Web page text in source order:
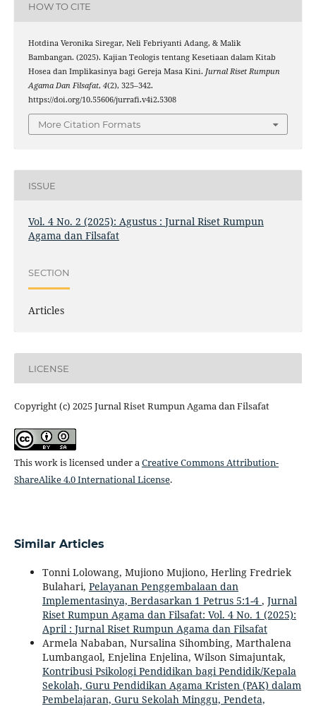
HOW TO CITE
Hotdina Veronika Siregar, Neli Febriyanti Adang, & Malik
Bambangan. (2025). Kajian Teologis tentang Kesetiaan dalam Kitab
Hosea dan Implikasinya bagi Gereja Masa Kini. Jurnal Riset Rumpun
Agama Dan Filsafat, 4(2), 325–342.
https://doi.org/10.55606/jurrafi.v4i2.5308
More Citation Formats
ISSUE
Vol. 4 No. 2 (2025): Agustus : Jurnal Riset Rumpun
Agama dan Filsafat
SECTION
Articles
LICENSE
Copyright (c) 2025 Jurnal Riset Rumpun Agama dan Filsafat
This work is licensed under aCreative Commons Attribution-
ShareAlike 4.0 International License.
Similar Articles
Tonni Lolowang, Mujiono Mujiono, Herling Fredriek
Bulahari, Pelayanan Penggembalaan dan
Implementasinya, Berdasarkan 1 Petrus 5:1-4 , Jurnal
Riset Rumpun Agama dan Filsafat: Vol. 4 No. 1 (2025):
April : Jurnal Riset Rumpun Agama dan Filsafat
Armela Nababan, Nursalina Sihombing, Marthalena
Lumbangaol, Enjelina Enjelina, Wilson Simajuntak,
Kontribusi Psikologi Pendidikan bagi Pendidik/Kepala
Sekolah, Guru Pendidikan Agama Kristen (PAK) dalam
Pembelajaran, Guru Sekolah Minggu, Pendeta,